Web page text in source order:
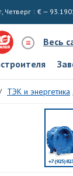
Четверг € —
Весь
ТЭК и энергетика